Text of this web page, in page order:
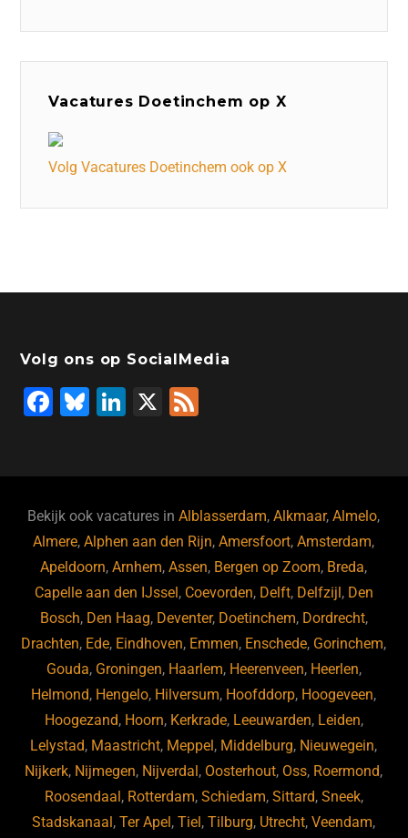
Vacatures Doetinchem op X
Volg Vacatures Doetinchem ook op X
Volg ons op SocialMedia
F
b
o
o
k
Bl
ky
Li
dI
n
X
Bekijk ook vacatures inAlblasserdam,Alkmaar,Almelo,
Almere,Alphen aan den Rijn,Amersfoort,Amsterdam,
Apeldoorn,Arnhem,Assen, Bergen op Zoom, Breda,
Capelle aan den IJssel, Coevorden, Delft, Delfzijl, Den
Bosch, Den Haag, Deventer, Doetinchem, Dordrecht,
Drachten, Ede, Eindhoven, Emmen, Enschede, Gorinchem,
Gouda, Groningen, Haarlem, Heerenveen, Heerlen,
Helmond, Hengelo, Hilversum, Hoofddorp, Hoogeveen,
Hoogezand, Hoorn, Kerkrade, Leeuwarden, Leiden,
Lelystad, Maastricht, Meppel, Middelburg, Nieuwegein,
Nijkerk, Nijmegen, Nijverdal, Oosterhout, Oss, Roermond,
Roosendaal, Rotterdam, Schiedam, Sittard, Sneek,
Stadskanaal,Ter Apel,Tiel,Tilburg, Utrecht,Veendam,